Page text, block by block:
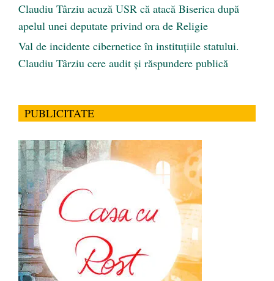
Claudiu Târziu acuză USR că atacă Biserica după
apelul unei deputate privind ora de Religie
Val de incidente cibernetice în instituțiile statului.
Claudiu Târziu cere audit și răspundere publică
PUBLICITATE